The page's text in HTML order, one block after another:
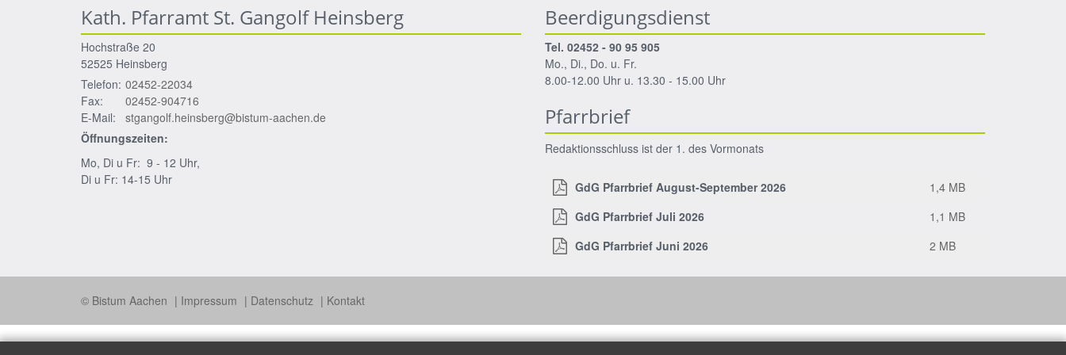
Kath. Pfarramt St. Gangolf Heinsberg
Hochstraße 20
52525 Heinsberg
Telefon: 02452-22034
Fax:
02452-904716
E-Mail:
stgangolf.heinsberg@bistum-aachen.de
Öffnungszeiten:
Mo, Di u Fr: 9 - 12 Uhr,
Di u Fr: 14-15 Uhr
Beerdigungsdienst
Tel. 02452 - 90 95 905
Mo., Di., Do. u. Fr.
8.00-12.00 Uhr u. 13.30 - 15.00 Uhr
Pfarrbrief
Redaktionsschluss ist der 1. des Vormonats
GdG Pfarrbrief August-September 2026
1,4 MB
GdG Pfarrbrief Juli 2026
1,1 MB
GdG Pfarrbrief Juni 2026
2 MB
© Bistum Aachen Impressum Datenschutz Kontakt